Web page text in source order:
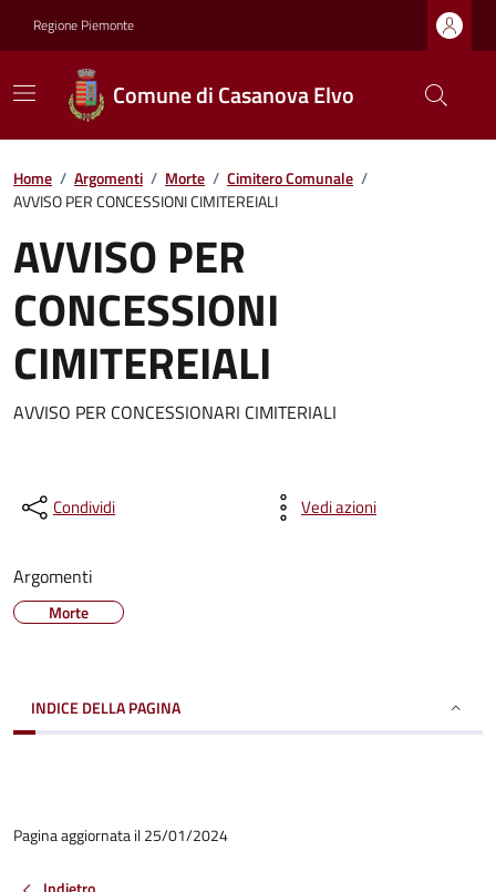
Regione Piemonte
Comune di Casanova Elvo
Home / Argomenti / Morte / Cimitero Comunale /
AVVISO PER CONCESSIONI CIMITEREIALI
AVVISO PER
CONCESSIONI
CIMITEREIALI
AVVISO PER CONCESSIONARI CIMITERIALI
Condividi Vedi azioni
Argomenti
Morte
INDICE DELLA PAGINA
Pagina aggiornata il 25/01/2024